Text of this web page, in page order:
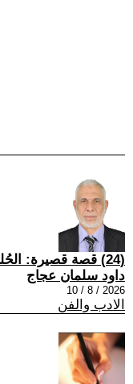
(24) قصة قصيرة: الحُلم
داود سلمان عجاج
2026 / 8 / 10
الادب والفن